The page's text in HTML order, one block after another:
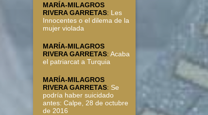
MARÍA-MILAGROS
RIVERA GARRETAS: Les
Innocentes o el dilema de la
mujer violada
MARÍA-MILAGROS
RIVERA GARRETAS:Acaba
el patriarcat a Turquia
MARÍA-MILAGROS
RIVERA GARRETAS: Se
podría haber suicidado
antes: Calpe, 28 de octubre
de 2016